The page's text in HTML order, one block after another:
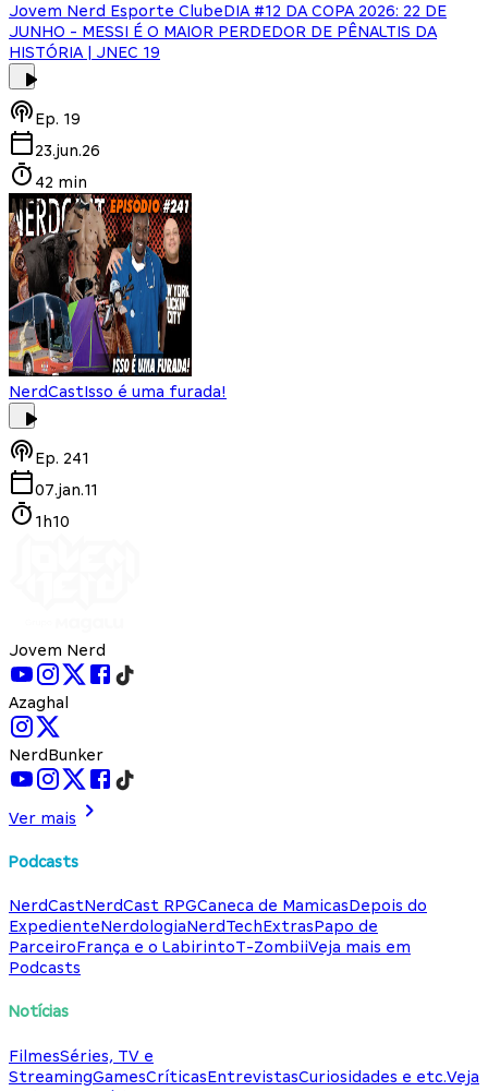
Jovem Nerd Esporte ClubeDIA #12 DA COPA 2026: 22 DE
JUNHO - MESSI É O MAIOR PERDEDOR DE PÊNALTIS DA
HISTÓRIA | JNEC 19
Ep. 19
23.jun.26
42 min
NerdCastIsso é uma furada!
Ep. 241
07.jan.11
1h10
Jovem Nerd
Azaghal
NerdBunker
Ver mais
Podcasts
NerdCastNerdCast RPGCaneca de MamicasDepois do
ExpedienteNerdologiaNerdTechExtrasPapo de
ParceiroFrança e o LabirintoT-ZombiiVeja mais em
Podcasts
Notícias
FilmesSéries, TV e
StreamingGamesCríticasEntrevistasCuriosidades e etc.Veja